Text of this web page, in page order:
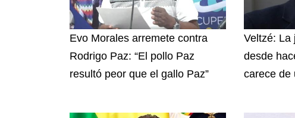
Evo Morales arremete contra
Rodrigo Paz: “El pollo Paz
resultó peor que el gallo Paz”
Veltzé: La
desde
carece de